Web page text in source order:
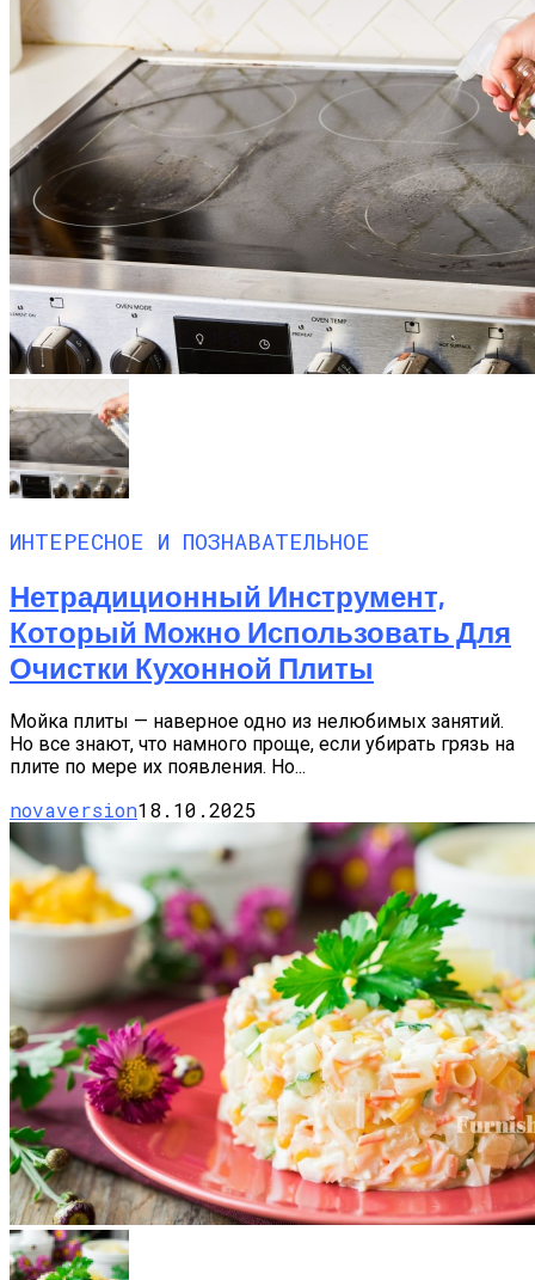
ИНТЕРЕСНОЕ И ПОЗНАВАТЕЛЬНОЕ
Нетрадиционный Инструмент,
Который Можно Использовать Для
Очистки Кухонной Плиты
Мойка плиты — наверное одно из нелюбимых занятий.
Но все знают, что намного проще, если убирать грязь на
плите по мере их появления. Но...
novaversion18.10.2025